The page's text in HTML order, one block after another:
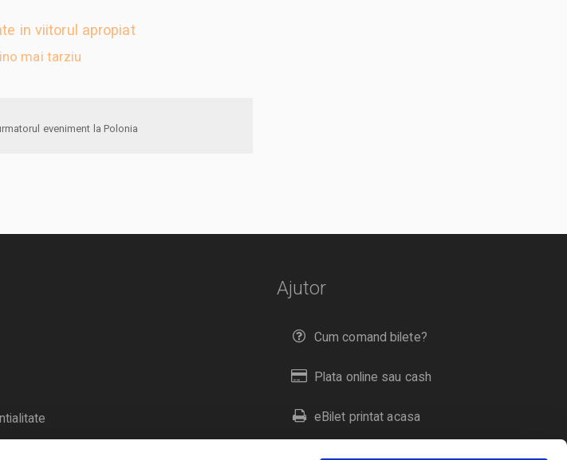
in viitorul apropiat
mai tarziu
anunta-ma pe email cand apare urmatorul eveniment la Polonia
Ajutor
Cum comand bilete?
Plata online sau cash
eBilet printat acasa
Livrare prin curier